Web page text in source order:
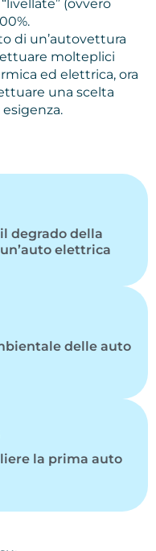
(ovvero
di un’autovettura
molteplici
ed elettrica, ora
una scelta
degrado della
elettrica
delle auto
la prima auto